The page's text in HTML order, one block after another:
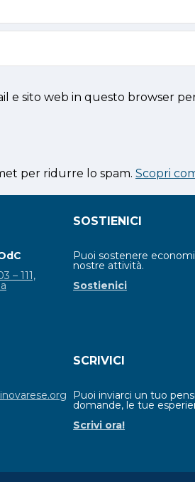
e sito web in questo browser
per ridurre lo spam. Scopri
– 111,
SOSTIENICI
Puoi sostenere
nostre attività.
Sostienici
SCRIVICI
Puoi inviarci un tuo
domande, le tue
Scrivi ora!